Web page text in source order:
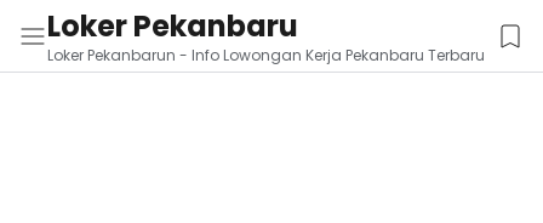
Loker Pekanbaru
Loker Pekanbarun - Info Lowongan Kerja Pekanbaru Terbaru